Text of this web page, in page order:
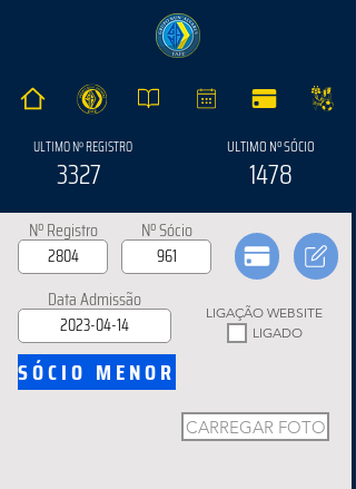
ULTIMO Nº REGISTRO
3327
ULTIMO Nº SÓCIO
1478
Nº Registro Nº Sócio
Data Admissão
LIGAÇÃO WEBSITE
LIGADO
SÓCIO MENOR
CARREGAR FOTO